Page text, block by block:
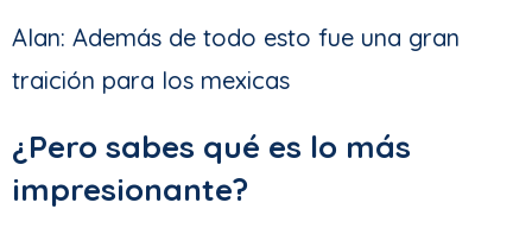
Alan: Además de todo esto fue una gran
traición para los mexicas
¿Pero sabes qué es lo más
impresionante?